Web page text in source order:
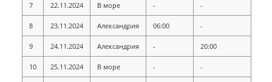
7 22.11.2024 В море - -
8 23.11.2024 Александрия 06:00 -
9 24.11.2024 Александрия - 20:00
10 25.11.2024 В море - -